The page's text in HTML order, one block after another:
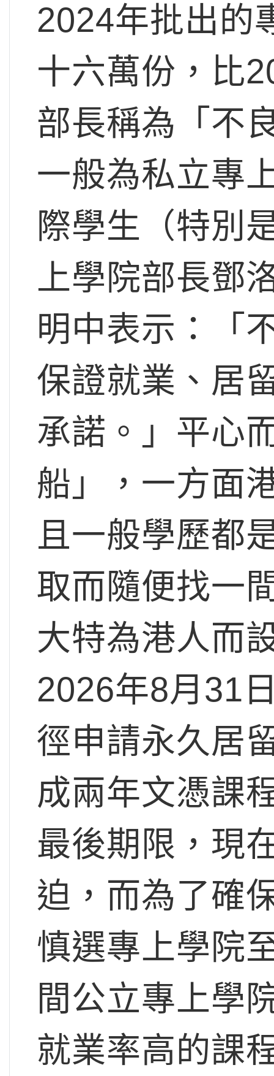
2024年批出的
十六萬份，比
部長稱為「不
一般為私立專
際學生（特別
上學院部長鄧
明中表示：「
保證就業、居
承諾。」平心
船」，一方面
且一般學歷都
取而隨便找一
大特為港人而
2026年8月31
徑申請永久居
成兩年文憑課
最後期限，現
迫，而為了確
慎選專上學院
間公立專上學
就業率高的課